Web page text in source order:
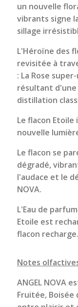
un nouvelle
vibrants signe
sillage
L'Héroïne des
revisitée à
: La Rose
résultant
distillation
Le flacon
nouvelle
Le flacon se
dégradé,
l'audace et le
NOVA.
L'Eau de
Etoile est
flacon recharge.
Notes
ANGEL NOVA
Fruitée,